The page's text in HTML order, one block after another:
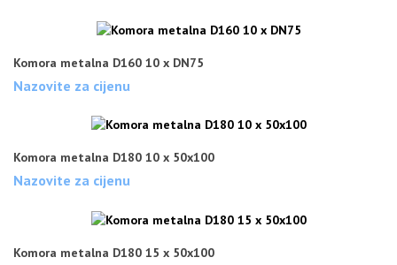
Komora metalna D160 10 x DN75
Nazovite za cijenu
Komora metalna D180 10 x 50x100
Nazovite za cijenu
Komora metalna D180 15 x 50x100